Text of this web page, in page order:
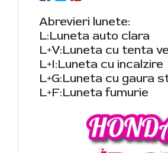
Abrevieri lunete:
L:Luneta auto clara
L+V:Luneta cu tenta
L+I:Luneta cu incalzire
L+G:Luneta cu gaura
L+F:Luneta fumurie